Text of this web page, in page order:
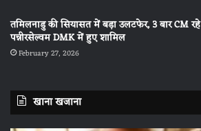
तमिलनाडु की सियासत में बड़ा उलटफेर, 3 बार CM रहे
पन्नीरसेल्वम DMK में हुए शामिल
February 27, 2026
खाना खजाना